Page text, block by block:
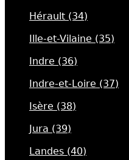
Hérault (34)
Ille-et-Vilaine (35)
Indre (36)
Indre-et-Loire (37)
Isère (38)
Jura (39)
Landes (40)